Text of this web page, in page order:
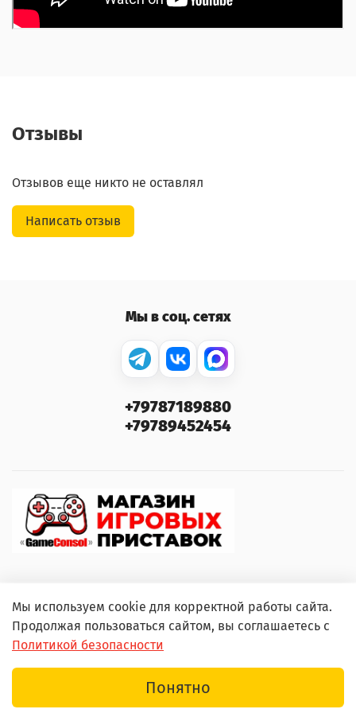
Отзывы
Отзывов еще никто не оставлял
Написать отзыв
Мы в соц. сетях
+79787189880
+79789452454
© 2000–2026 GameConsol. Любое использование
контента без письменного разрешения запрещено.
Мы используем cookie для корректной работы сайта.
Продолжая пользоваться сайтом, вы соглашаетесь с
Политикой безопасности
Понятно